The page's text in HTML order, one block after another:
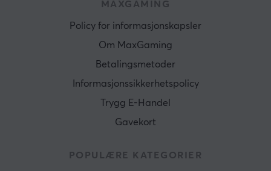
MAXGAMING
Policy for informasjonskapsler
Om MaxGaming
Betalingsmetoder
Informasjonssikkerhetspolicy
Trygg E-Handel
Gavekort
POPULÆRE KATEGORIER